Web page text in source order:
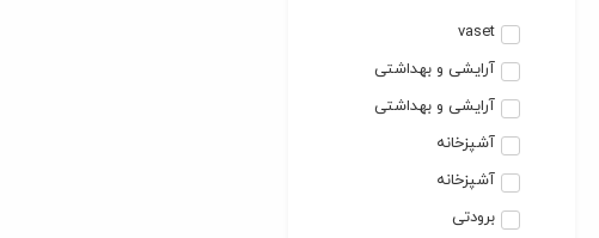
vaset
آرایشی و بهداشتی
آرایشی و بهداشتی
آشپزخانه
آشپزخانه
برودتی